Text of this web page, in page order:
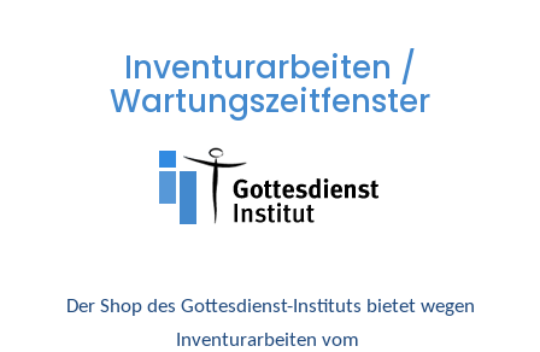
Inventurarbeiten /
Wartungszeitfenster
Der Shop des Gottesdienst-Instituts bietet wegen
Inventurarbeiten vom